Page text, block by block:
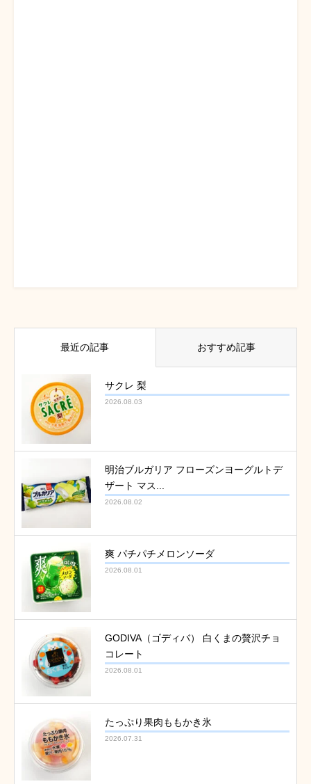
最近の記事 おすすめ記事
サクレ 梨
2026.08.03
明治ブルガリア フローズンヨーグルトデ
ザート マス...
2026.08.02
爽 パチパチメロンソーダ
2026.08.01
GODIVA（ゴディバ） 白くまの贅沢チョ
コレート
2026.08.01
たっぷり果肉ももかき氷
2026.07.31